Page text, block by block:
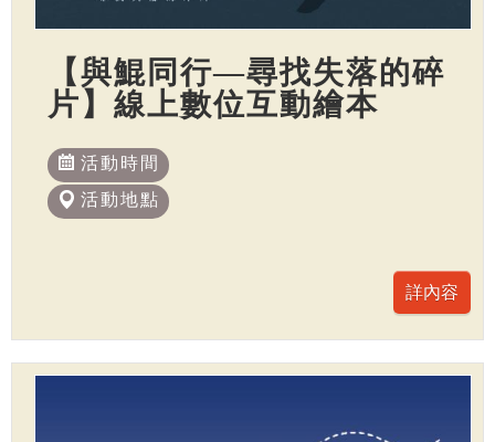
【與鯤同行—尋找失落的碎
片】線上數位互動繪本
活動時間
活動地點